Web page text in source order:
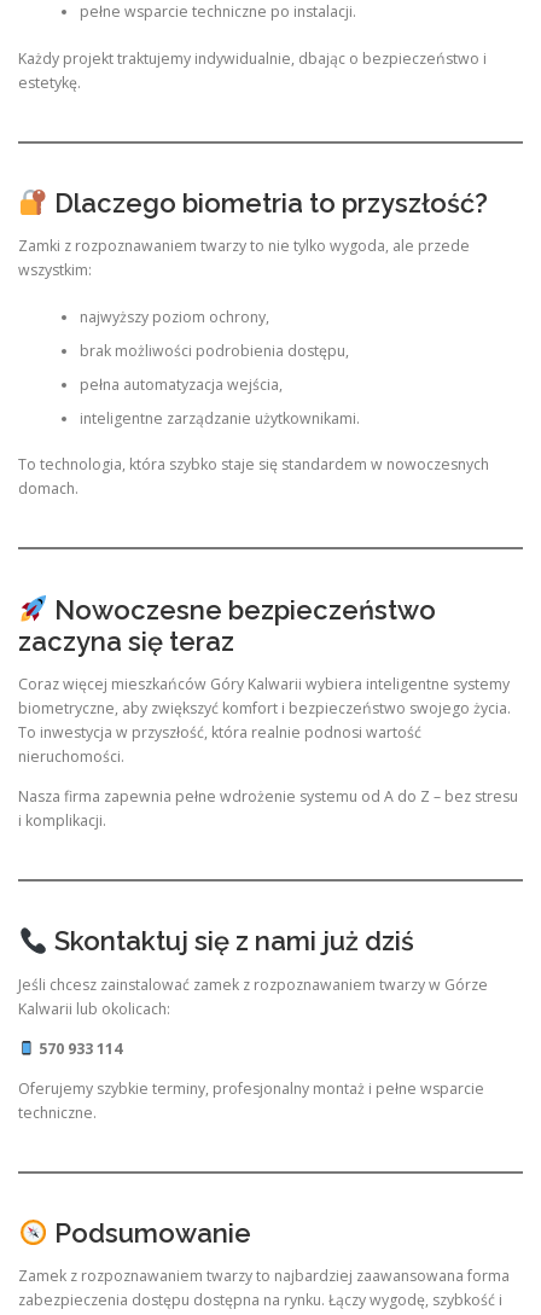
pełne wsparcie techniczne po instalacji.
Każdy projekt traktujemy indywidualnie, dbając o bezpieczeństwo i
estetykę.
Dlaczego biometria to przyszłość?
Zamki z rozpoznawaniem twarzy to nie tylko wygoda, ale przede
wszystkim:
najwyższy poziom ochrony,
brak możliwości podrobienia dostępu,
pełna automatyzacja wejścia,
inteligentne zarządzanie użytkownikami.
To technologia, która szybko staje się standardem w nowoczesnych
domach.
Nowoczesne bezpieczeństwo
zaczyna się teraz
Coraz więcej mieszkańców Góry Kalwarii wybiera inteligentne systemy
biometryczne, aby zwiększyć komfort i bezpieczeństwo swojego życia.
To inwestycja w przyszłość, która realnie podnosi wartość
nieruchomości.
Nasza firma zapewnia pełne wdrożenie systemu od A do Z – bez stresu
i komplikacji.
Skontaktuj się z nami już dziś
Jeśli chcesz zainstalować zamek z rozpoznawaniem twarzy w Górze
Kalwarii lub okolicach:
570 933 114
Oferujemy szybkie terminy, profesjonalny montaż i pełne wsparcie
techniczne.
Podsumowanie
Zamek z rozpoznawaniem twarzy to najbardziej zaawansowana forma
zabezpieczenia dostępu dostępna na rynku. Łączy wygodę, szybkość i